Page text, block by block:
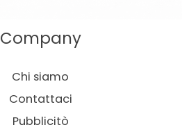
Company
Chi siamo
Contattaci
Pubblicitò